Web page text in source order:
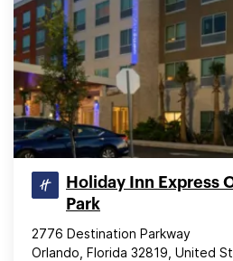
Holiday Inn Express
Park
2776 Destination Parkway
Orlando, Florida 32819, United